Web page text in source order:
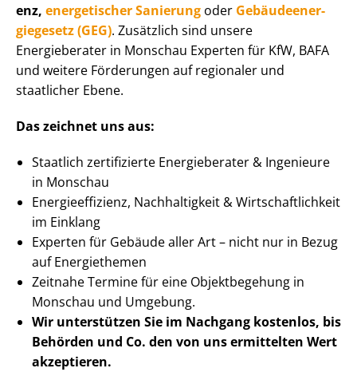
enz, energetischer Sanierung oder Ge­bäu­de­en­er­
gie­ge­setz (GEG). Zusätzlich sind unsere
Energieberater in Monschau Experten für KfW, BAFA
und weitere Förderungen auf regionaler und
staatlicher Ebene.
Das zeichnet uns aus:
Staatlich zertifizierte Energieberater & Ingenieure
in Monschau
En­er­gie­ef­fi­zi­enz, Nachhaltigkeit & Wirt­schaft­lich­keit
im Einklang
Experten für Gebäude aller Art – nicht nur in Bezug
auf Energiethemen
Zeitnahe Termine für eine Objektbegehung in
Monschau und Umgebung.
Wir unterstützen Sie im Nachgang kostenlos, bis
Behörden und Co. den von uns ermittelten Wert
akzeptieren.